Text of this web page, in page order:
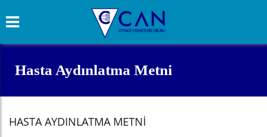
Hasta Aydınlatma Metni
HASTA AYDINLATMA METNI